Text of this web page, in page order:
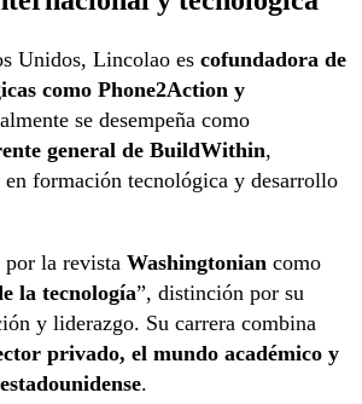
Unidos, Lincolao es cofundadora de
como Phone2Action y
se desempeña como
general de BuildWithin,
en formación tecnológica y desarrollo
por la revista Washingtonian como
la tecnología”, distinción por su
y liderazgo. Su carrera combina
privado, el mundo académico y
.